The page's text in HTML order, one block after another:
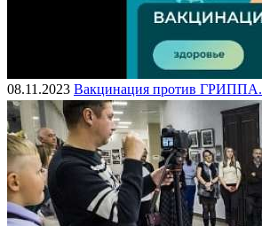
08.11.2023 Вакцинация против ГРИППА.